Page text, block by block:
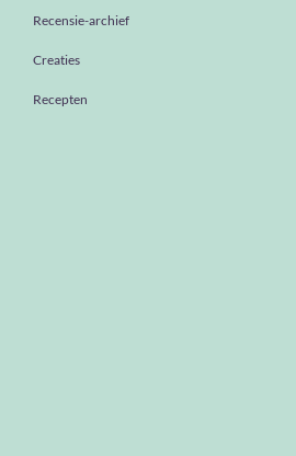
Recensie-archief
Creaties
Recepten